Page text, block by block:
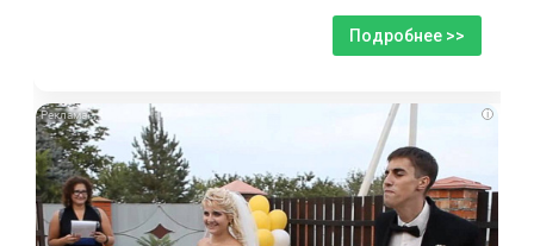
Подробнее >>
i